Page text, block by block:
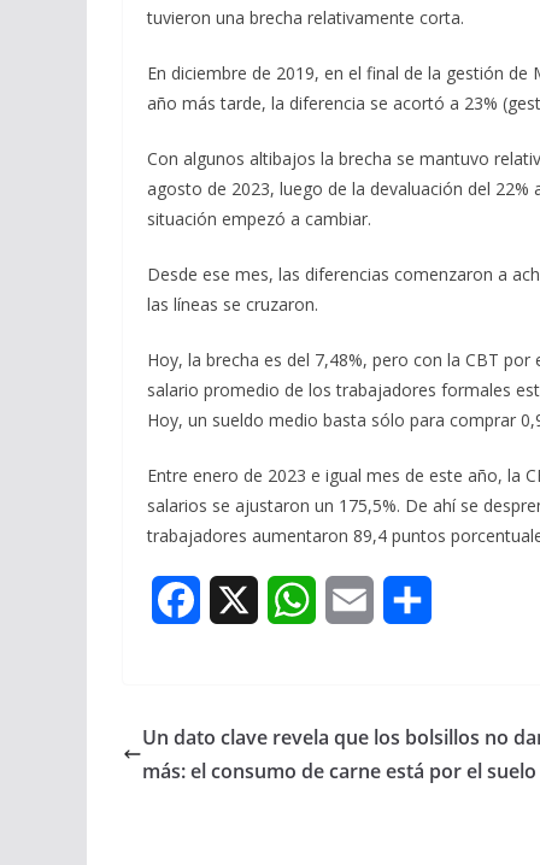
tuvieron una brecha relativamente corta.
En diciembre de 2019, en el final de la gestión
año más tarde, la diferencia se acortó a 23%
Con algunos altibajos la brecha se mantuvo
agosto de 2023, luego de la devaluación del 22%
situación empezó a cambiar.
Desde ese mes, las diferencias comenzaron a
las líneas se cruzaron.
Hoy, la brecha es del 7,48%, pero con la CBT
salario promedio de los trabajadores formales
Hoy, un sueldo medio basta sólo para comprar
Entre enero de 2023 e igual mes de este año, la
salarios se ajustaron un 175,5%. De ahí se
trabajadores aumentaron 89,4 puntos
e
W
t
i
r
Un dato clave revela que los bolsillos no
más: el consumo de carne está por el suelo